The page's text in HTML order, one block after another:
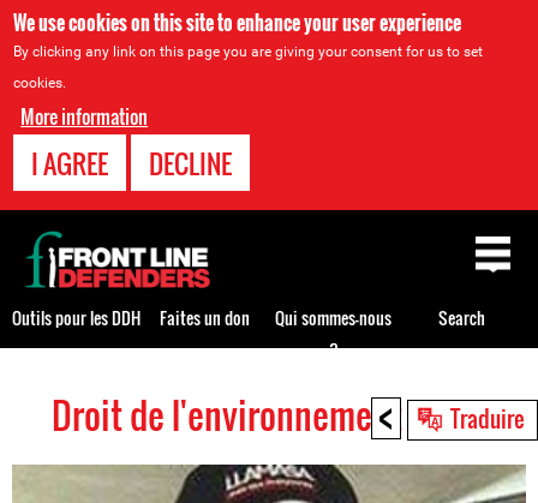
We use cookies on this site to enhance your user experience
By clicking any link on this page you are giving your consent for us to set
cookies.
More information
I AGREE DECLINE
< Traduire
top
Droit de l'environnement HRDs
Back
to
top
Outils pour les DDH Faites un don
Qui sommes-nous
?
Search